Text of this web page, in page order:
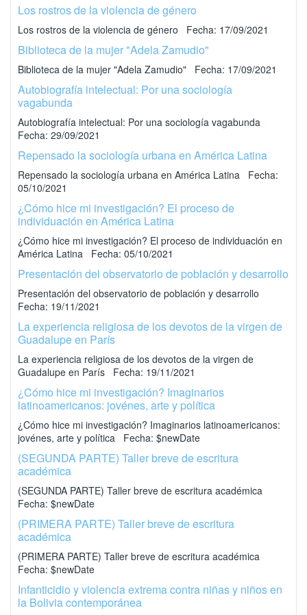
Los rostros de la violencia de género
Los rostros de la violencia de género Fecha: 17/09/2021
Biblioteca de la mujer "Adela Zamudio"
Biblioteca de la mujer "Adela Zamudio" Fecha: 17/09/2021
Autobiografía intelectual: Por una sociología
vagabunda
Autobiografía intelectual: Por una sociología vagabunda
Fecha: 29/09/2021
Repensado la sociología urbana en América Latina
Repensado la sociología urbana en América Latina Fecha:
05/10/2021
¿Cómo hice mi investigación? El proceso de
individuación en América Latina
¿Cómo hice mi investigación? El proceso de individuación en
América Latina Fecha: 05/10/2021
Presentación del observatorio de población y desarrollo
Presentación del observatorio de población y desarrollo
Fecha: 19/11/2021
La experiencia religiosa de los devotos de la virgen de
Guadalupe en París
La experiencia religiosa de los devotos de la virgen de
Guadalupe en París Fecha: 19/11/2021
¿Cómo hice mi investigación? Imaginarios
latinoamericanos: jovénes, arte y política
¿Cómo hice mi investigación? Imaginarios latinoamericanos:
jovénes, arte y política Fecha: $newDate
(SEGUNDA PARTE) Taller breve de escritura
académica
(SEGUNDA PARTE) Taller breve de escritura académica
Fecha: $newDate
(PRIMERA PARTE) Taller breve de escritura
académica
(PRIMERA PARTE) Taller breve de escritura académica
Fecha: $newDate
Infanticidio y violencia extrema contra niñas y niños en
la Bolivia contemporánea